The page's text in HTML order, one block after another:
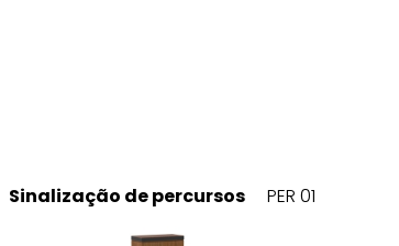
Sinalização de percursos PER 01